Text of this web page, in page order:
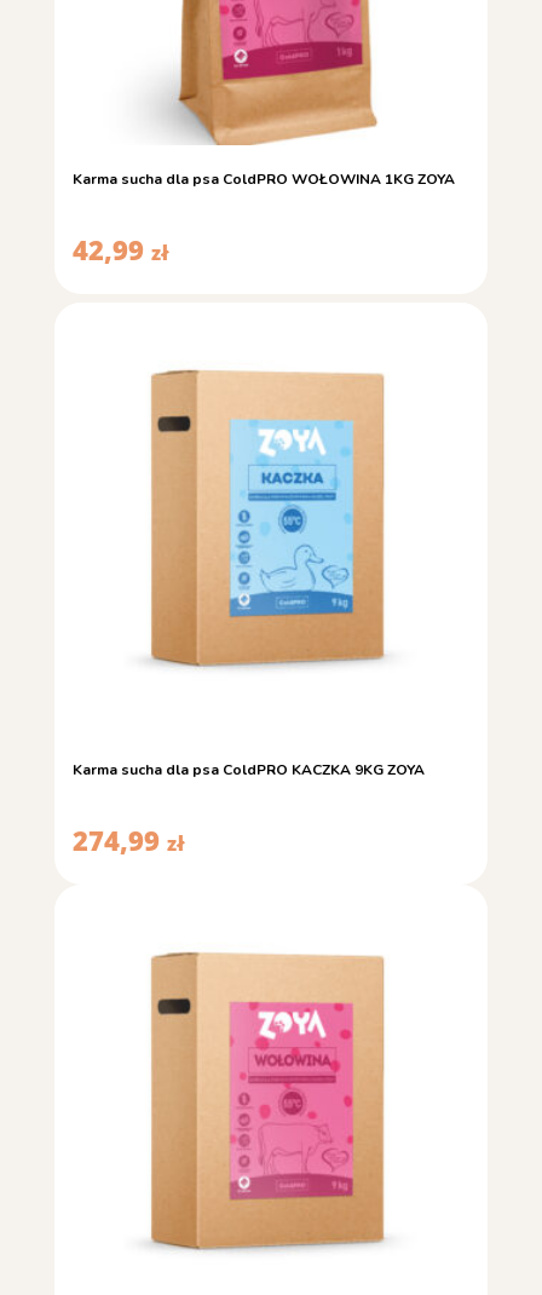
Karma sucha dla psa ColdPRO WOŁOWINA 1KG ZOYA
42,99 zł
Karma sucha dla psa ColdPRO KACZKA 9KG ZOYA
274,99 zł